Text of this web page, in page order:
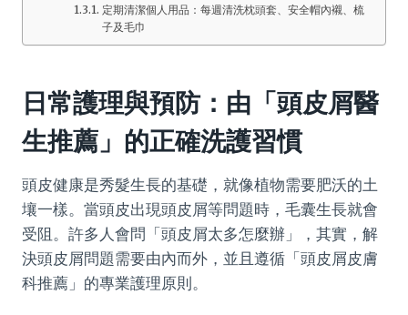
定期清潔個人用品：每週清洗枕頭套、安全帽內襯、梳
子及毛巾
日常護理與預防：由「頭皮屑醫
生推薦」的正確洗護習慣
頭皮健康是秀髮生長的基礎，就像植物需要肥沃的土
壤一樣。當頭皮出現頭皮屑等問題時，毛囊生長就會
受阻。許多人會問「頭皮屑太多怎麼辦」，其實，解
決頭皮屑問題需要由內而外，並且遵循「頭皮屑皮膚
科推薦」的專業護理原則。